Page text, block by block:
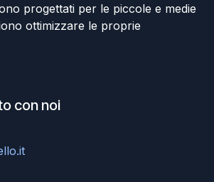
progettati per le piccole e medie
ottimizzare le proprie
con noi